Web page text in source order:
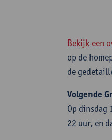
Bekijk een
op de
de
Volgende
Op dinsdag
22 uur, en